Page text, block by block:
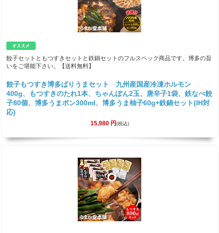
餃子セットともつすきセットと鉄鍋セットのフルスペック商品です。博多の旨
いをご堪能下さい。【送料無料】
餃子もつすき博多ばりうまセット 九州産国産冷凍ホルモン
400g、もつすきのたれ1本、ちゃんぽん2玉、唐辛子1袋、鉄なべ餃
子80個、博多うまポン300ml、博多うま柚子60g+鉄鍋セット(IH対
応)
15,980円(税込)